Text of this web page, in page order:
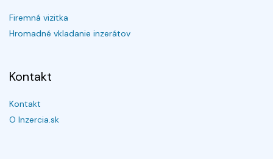
Firemná vizitka
Hromadné vkladanie inzerátov
Kontakt
Kontakt
O Inzercia.sk